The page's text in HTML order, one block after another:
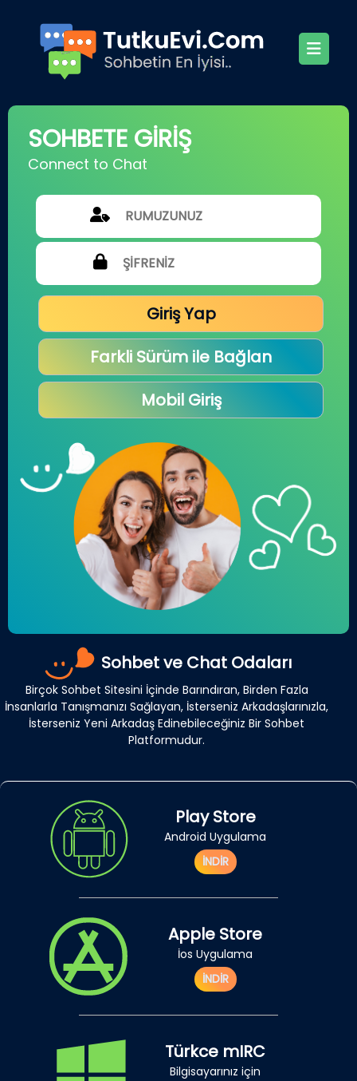
SOHBETE GİRİŞ
Connect to Chat
Giriş Yap
Farkli Sürüm ile Bağlan
Mobil Giriş
Sohbet ve Chat Odaları
Birçok Sohbet Sitesini İçinde Barındıran, Birden Fazla
İnsanlarla Tanışmanızı Sağlayan, İsterseniz Arkadaşlarınızla,
İsterseniz Yeni Arkadaş Edinebileceğiniz Bir Sohbet
Platformudur.
Play Store
Android Uygulama
İNDİR
Apple Store
İos Uygulama
İNDİR
Türkce mIRC
Bilgisayarınız için